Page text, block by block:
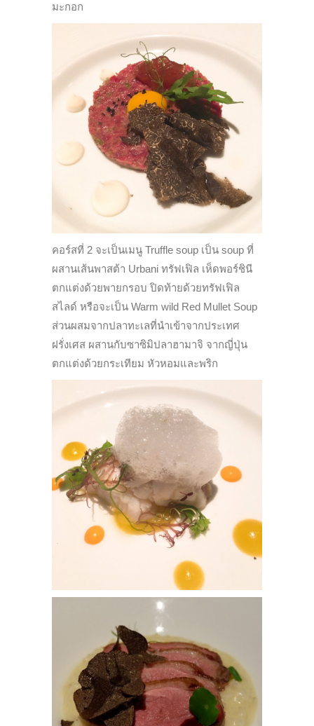
มะกอก
คอร์สที่ 2 จะเป็นเมนู Truffle soup เป็น soup ที่
ผสานเส้นพาสต้า Urbani ทรัฟเฟิล เห็ดพอร์ชินี
ตกแต่งด้วยพายกรอบ ปิดท้ายด้วยทรัฟเฟิล
สไลด์ หรือจะเป็น Warm wild Red Mullet Soup
ส่วนผสมจากปลาทะเลที่นำเข้าจากประเทศ
ฝรั่งเศส ผสานกับซาซิมิปลาฮามาจิ จากญี่ปุ่น
ตกแต่งด้วยกระเทียม หัวหอมและพริก